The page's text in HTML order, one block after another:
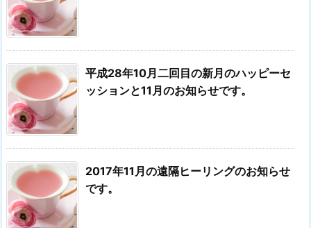
平成28年10月二回目の新月のハッピーセ
ッションと11月のお知らせです。
2017年11月の遠隔ヒーリングのお知らせ
です。